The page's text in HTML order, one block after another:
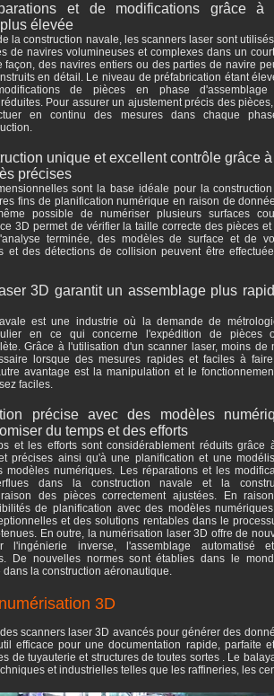
et de modifications grâce à
élevée
la construction navale, les scanners laser sont
de navires volumineuses et complexes dans un
façon, des navires entiers ou des parties de navire
en détail. Le niveau de préfabrication étant
de pièces en phase d'assemblage
Pour assurer un ajustement précis des
en continu des mesures dans chaque
unique et excellent contrôle grâce
précises
sont la base idéale pour la
fins de planification numérique en raison de
possible de numériser plusieurs surfaces
3D permet de vérifier la taille correcte des pièces
terminée, des modèles de surface et de
et des détections de collision peuvent être
3D garantit un assemblage plus
est une industrie où la demande de
en ce qui concerne l'expédition de pièces
Grâce à l'utilisation d'un scanner laser, moins de
lorsque des mesures rapides et faciles à
avantage est la manipulation et le
faciles.
précise avec des modèles
du temps et des efforts
et les efforts sont considérablement réduits grâce
précises ainsi qu'à une planification et une
modèles numériques. Les réparations et les
dans la construction navale et la
des pièces correctement ajustées. En
de planification avec des modèles
et des solutions rentables dans le
En outre, la numérisation laser 3D offre de
l'ingénierie inverse, l'assemblage automatisé
De nouvelles normes sont établies dans le
dans la construction aéronautique.
3D
scanners laser 3D avancés pour générer des
efficace pour une documentation rapide, parfaite
de tuyauterie et structures de toutes sortes . Le
et industrielles telles que les raffineries, les